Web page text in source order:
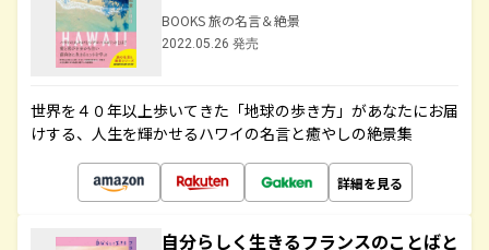
BOOKS 旅の名言＆絶景
2022.05.26 発売
世界を４０年以上歩いてきた「地球の歩き方」があなたにお届
けする、人生を輝かせるハワイの名言と癒やしの絶景集
詳細を見る
自分らしく生きるフランスのことばと